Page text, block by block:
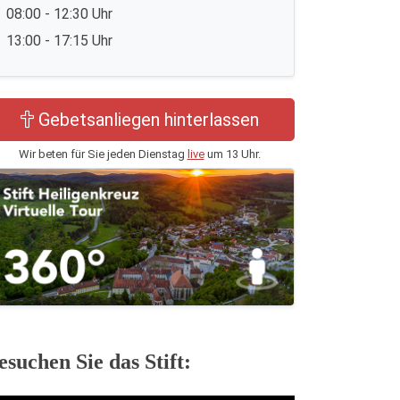
08:00 - 12:30 Uhr
13:00 - 17:15 Uhr
Gebetsanliegen hinterlassen
Wir beten für Sie jeden Dienstag liveum 13 Uhr.
Sie das Stift: